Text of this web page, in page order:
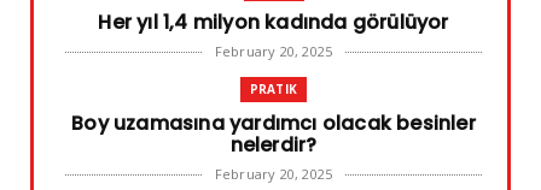
Her yıl 1,4 milyon kadında görülüyor
February 20, 2025
PRATIK
Boy uzamasına yardımcı olacak besinler
nelerdir?
February 20, 2025